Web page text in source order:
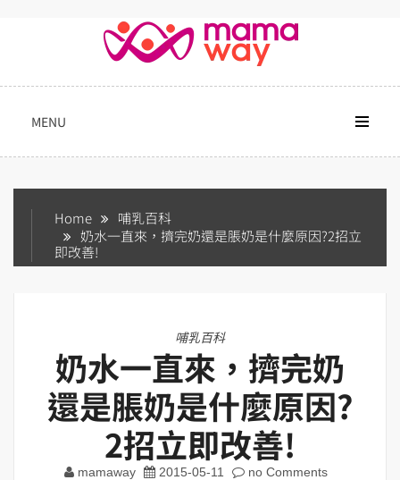
MENU
Home
哺乳百科
奶水一直來，擠完奶還是脹奶是什麼原因?2招立
即改善!
哺乳百科
奶水一直來，擠完奶
還是脹奶是什麼原因?
2招立即改善!
mamaway 2015-05-11 no Comments